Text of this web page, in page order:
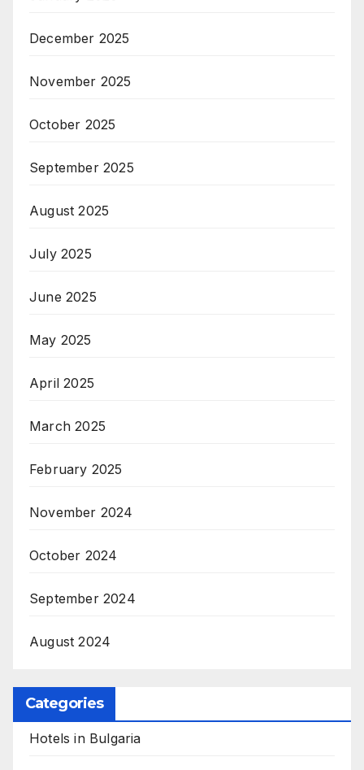
December 2025
November 2025
October 2025
September 2025
August 2025
July 2025
June 2025
May 2025
April 2025
March 2025
February 2025
November 2024
October 2024
September 2024
August 2024
Categories
Hotels in Bulgaria